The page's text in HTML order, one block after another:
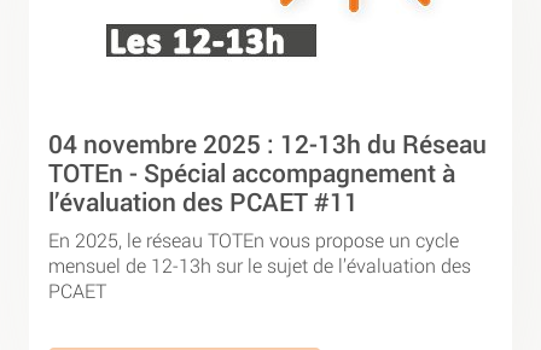
04 novembre 2025 : 12-13h du Réseau
TOTEn - Spécial accompagnement à
l’évaluation des PCAET #11
En 2025, le réseau TOTEn vous propose un cycle
mensuel de 12-13h sur le sujet de l’évaluation des
PCAET